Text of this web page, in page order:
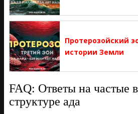
Протерозойский
истории Земли
FAQ: Ответы на частые
структуре ада